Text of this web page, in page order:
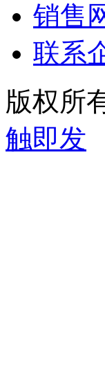
销售
联系
版权所
触即发